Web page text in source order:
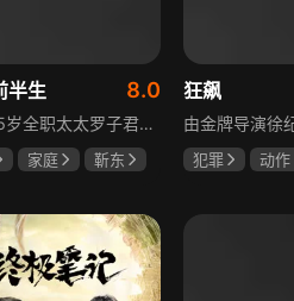
半生 8.0
讲述35岁全职太太罗子君因丈夫突然离婚陷入人生谷底，带孩子闯入社会，从安逸走向落魄。贺涵作为事业有成的精英，平静生活被罗子君打破，需应对各类突发状况。生活逼迫罗子君重拾骨气，贺涵也收获温暖，二人历经波折，罗子君实现自我成长，贺涵也找到人生新方向，展现都市女性蜕变与情感纠葛。
家庭
靳东
狂飙
犯罪
动作